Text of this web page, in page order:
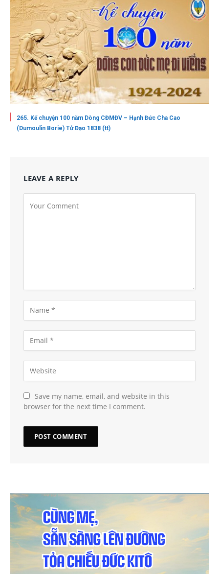
265. Kể chuyện 100 năm Dòng CĐMĐV – Hạnh Đức Cha Cao
(Dumoulin Borie) Tử Đạo 1838 (tt)
LEAVE A REPLY
Save my name, email, and website in this
browser for the next time I comment.